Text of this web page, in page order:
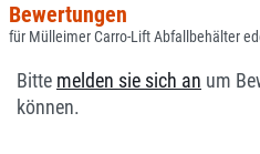
Bewertungen
für Mülleimer Carro-Lift Abfallbehälter
Bitte melden sie sich an um
können.